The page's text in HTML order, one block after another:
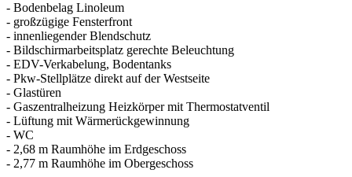
- Bodenbelag Linoleum
- großzügige Fensterfront
- innenliegender Blendschutz
- Bildschirmarbeitsplatz gerechte Beleuchtung
- EDV-Verkabelung, Bodentanks
- Pkw-Stellplätze direkt auf der Westseite
- Glastüren
- Gaszentralheizung Heizkörper mit Thermostatventil
- Lüftung mit Wärmerückgewinnung
- WC
- 2,68 m Raumhöhe im Erdgeschoss
- 2,77 m Raumhöhe im Obergeschoss